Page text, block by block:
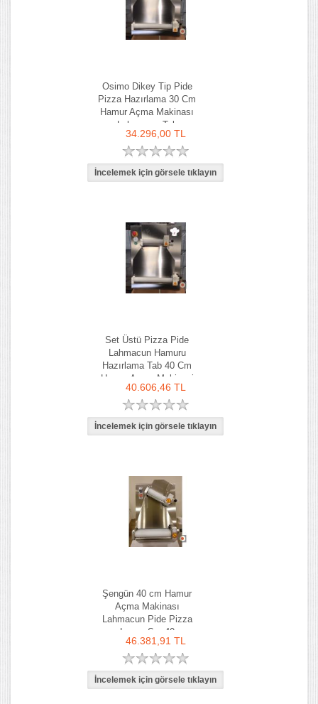
Osimo Dikey Tip Pide
Pizza Hazırlama 30 Cm
Hamur Açma Makinası
Lahmacun Tab
34.296,00 TL
Set Üstü Pizza Pide
Lahmacun Hamuru
Hazırlama Tab 40 Cm
Hamur Açma Makinesi
40.606,46 TL
Şengün 40 cm Hamur
Açma Makinası
Lahmacun Pide Pizza
Lavaş Sm-40
46.381,91 TL